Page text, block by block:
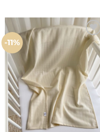
-11%
Mėgstamiausias